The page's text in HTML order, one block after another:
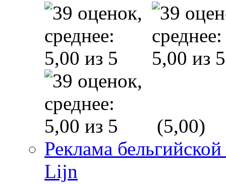
(5,00)
Реклама
Lijn